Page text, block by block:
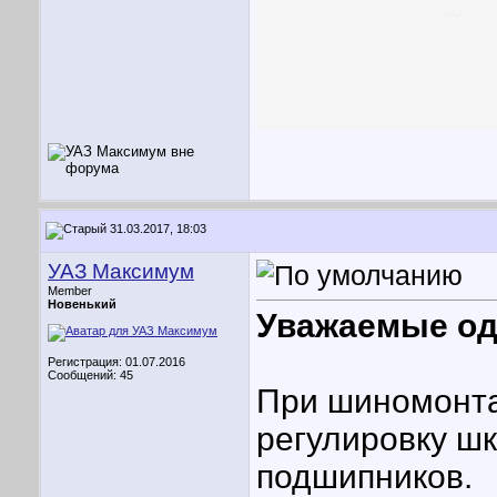
31.03.2017, 18:03
УАЗ Максимум
Member
Новенький
Регистрация: 01.07.2016
Сообщений: 45
Уважаемые
При
регулировку
подшипников.